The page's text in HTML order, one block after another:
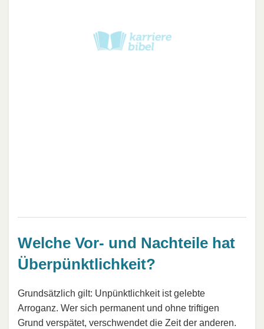
Welche Vor- und Nachteile hat
Überpünktlichkeit?
Grundsätzlich gilt: Unpünktlichkeit ist gelebte
Arroganz. Wer sich permanent und ohne triftigen
Grund verspätet, verschwendet die Zeit der anderen.